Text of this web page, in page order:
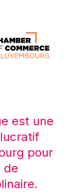
est une
pour
de